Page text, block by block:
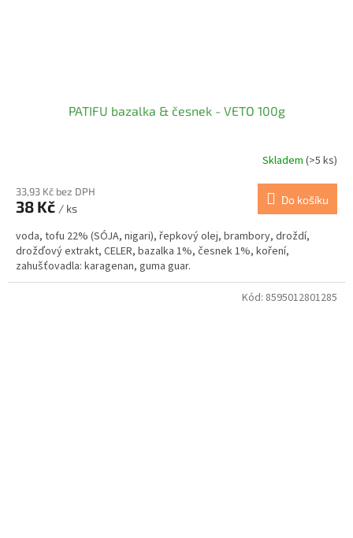
PATIFU bazalka & česnek - VETO 100g
Skladem (>5 ks)
33,93 Kč bez DPH
38 Kč / ks
Do košíku
voda, tofu 22% (SÓJA, nigari), řepkový olej, brambory, droždí,
drožďový extrakt, CELER, bazalka 1%, česnek 1%, koření,
zahušťovadla: karagenan, guma guar.
Kód: 8595012801285